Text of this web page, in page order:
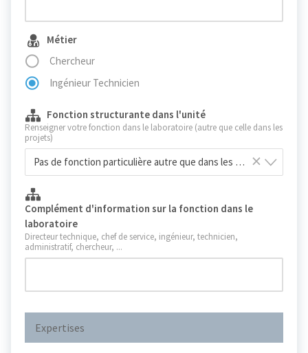
Métier
Chercheur
Ingénieur Technicien
Fonction structurante dans l'unité
Renseigner votre fonction dans le laboratoire (autre que celle dans les
projets)
×
Pas de fonction particulière autre que dans les projets
Complément d'information sur la fonction dans le
laboratoire
Directeur technique, chef de service, ingénieur, technicien,
administratif, chercheur, ...
Expertises